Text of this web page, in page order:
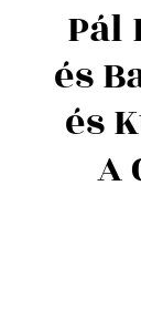
Pál
és
és
A